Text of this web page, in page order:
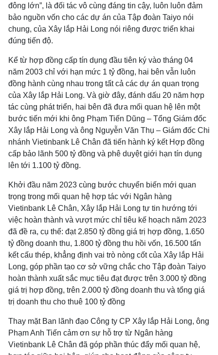
đông lớn”, là đối tác vô cùng đáng tin cậy, luôn luôn đảm
bảo nguồn vốn cho các dự án của Tập đoàn Taiyo nói
chung, của Xây lắp Hải Long nói riêng được triển khai
đúng tiến độ.
Kể từ hợp đồng cấp tín dụng đầu tiên ký vào tháng 04
năm 2003 chỉ với hạn mức 1 tỷ đồng, hai bên vẫn luôn
đồng hành cùng nhau trong tất cả các dự án quan trọng
của Xây lắp Hải Long. Và giờ đây, đánh dấu 20 năm hợp
tác cùng phát triển, hai bên đã đưa mối quan hệ lên một
bước tiến mới khi ông Phạm Tiến Dũng – Tổng Giám đốc
Xây lắp Hải Long và ông Nguyễn Văn Thụ – Giám đốc Chi
nhánh Vietinbank Lê Chân đã tiến hành ký kết Hợp đồng
cấp bảo lãnh 500 tỷ đồng và phê duyệt giới hạn tín dụng
lên tới 1.100 tỷ đồng.
Khởi đầu năm 2023 cùng bước chuyển biến mới quan
trọng trong mối quan hệ hợp tác với Ngân hàng
Vietinbank Lê Chân, Xây lắp Hải Long tự tin hướng tới
việc hoàn thành và vượt mức chỉ tiêu kế hoạch năm 2023
đã đề ra, cụ thể: đạt 2.850 tỷ đồng giá trị hợp đồng, 1.650
tỷ đồng doanh thu, 1.800 tỷ đồng thu hồi vốn, 16.500 tấn
kết cấu thép, khẳng định vai trò nòng cốt của Xây lắp Hải
Long, góp phần tạo cơ sở vững chắc cho Tập đoàn Taiyo
hoàn thành xuất sắc mục tiêu đạt được trên 3.000 tỷ đồng
giá trị hợp đồng, trên 2.000 tỷ đồng doanh thu và tổng giá
trị doanh thu cho thuê 100 tỷ đồng
Thay mặt Ban lãnh đạo Công ty CP Xây lắp Hải Long, ông
Phạm Anh Tiến cảm ơn sự hỗ trợ từ Ngân hàng
Vietinbank Lê Chân đã góp phần thúc đẩy mối quan hệ,